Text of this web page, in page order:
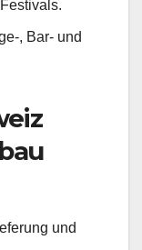
, Bar- und
und